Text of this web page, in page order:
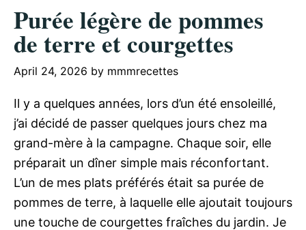
Purée légère de pommes
de terre et courgettes
April 24, 2026 by mmmrecettes
Il y a quelques années, lors d’un été ensoleillé,
j’ai décidé de passer quelques jours chez ma
grand-mère à la campagne. Chaque soir, elle
préparait un dîner simple mais réconfortant.
L’un de mes plats préférés était sa purée de
pommes de terre, à laquelle elle ajoutait toujours
une touche de courgettes fraîches du jardin. Je